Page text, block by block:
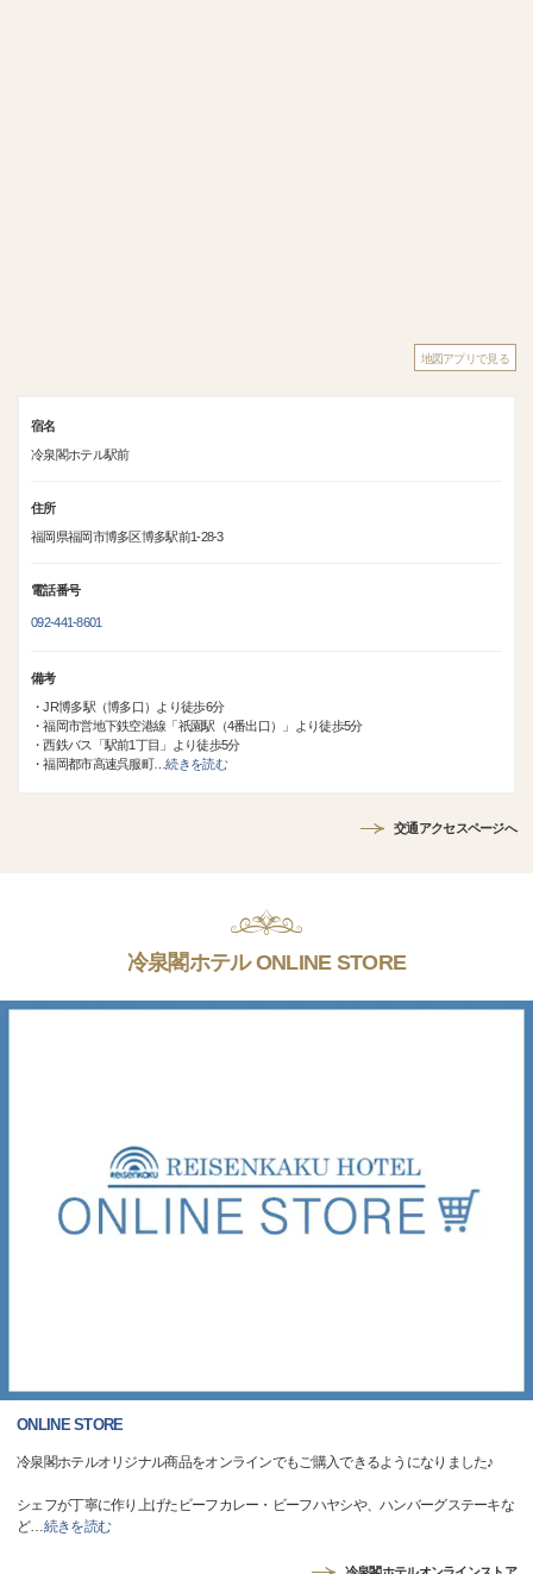
地図アプリで見る
宿名
冷泉閣ホテル駅前
住所
福岡県福岡市博多区博多駅前1-28-3
電話番号
092-441-8601
備考
・JR博多駅（博多口）より徒歩6分
・福岡市営地下鉄空港線「祇園駅（4番出口）」より徒歩5分
・西鉄バス「駅前1丁目」より徒歩5分
・福岡都市高速呉服町
…続きを読む
交通アクセスページへ
冷泉閣ホテル ONLINE STORE
ONLINE STORE
冷泉閣ホテルオリジナル商品をオンラインでもご購入できるようになりました♪
シェフが丁寧に作り上げたビーフカレー・ビーフハヤシや、ハンバーグステーキな
ど…続きを読む